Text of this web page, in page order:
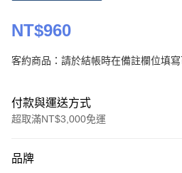
NT$960
客約商品：請於結帳時在備註欄位填
付款與運送方式
超取滿NT$3,000免運
信用卡一次付款
品牌